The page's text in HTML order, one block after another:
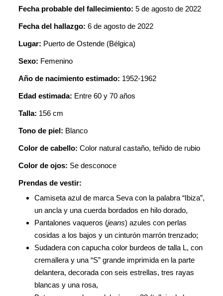
Fecha probable del fallecimiento: 5 de agosto de 2022
Fecha del hallazgo: 6 de agosto de 2022
Lugar: Puerto de Ostende (Bélgica)
Sexo: Femenino
Año de nacimiento estimado: 1952-1962
Edad estimada: Entre 60 y 70 años
Talla: 156 cm
Tono de piel: Blanco
Color de cabello: Color natural castaño, teñido de rubio
Color de ojos: Se desconoce
Prendas de vestir:
Camiseta azul de marca Seva con la palabra “Ibiza”,
un ancla y una cuerda bordados en hilo dorado,
Pantalones vaqueros (jeans) azules con perlas
cosidas a los bajos y un cinturón marrón trenzado;
Sudadera con capucha color burdeos de talla L, con
cremallera y una “S” grande imprimida en la parte
delantera, decorada con seis estrellas, tres rayas
blancas y una rosa,